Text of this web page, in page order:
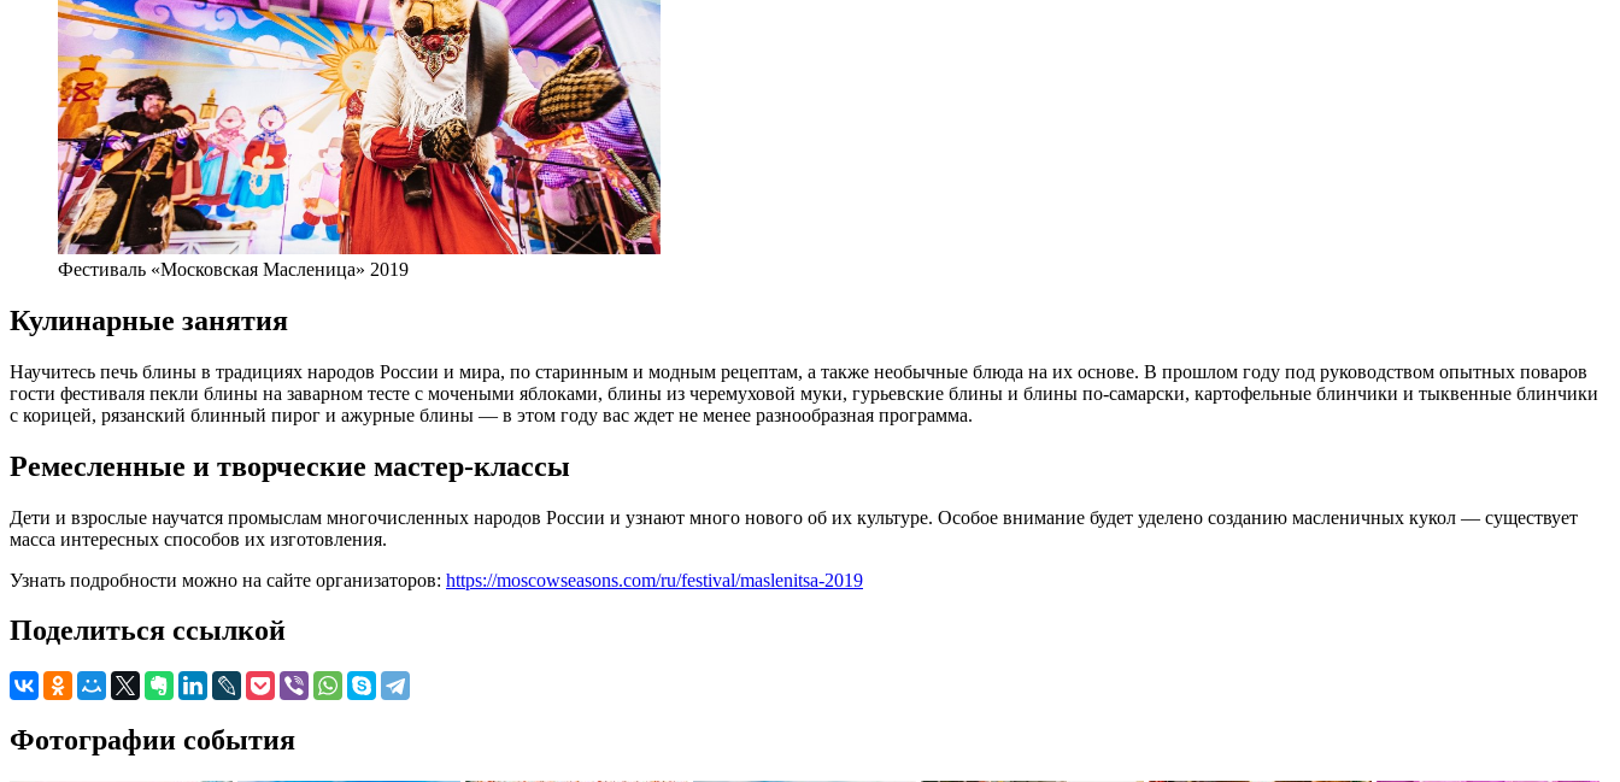
Фестиваль «Московская Масленица» 2019
Кулинарные занятия
Научитесь печь блины в традициях народов России и мира, по старинным и модным рецептам, а также необычные блюда на их основе. В прошлом году под руководством опытных поваров
гости фестиваля пекли блины на заварном тесте с мочеными яблоками, блины из черемуховой муки, гурьевские блины и блины по-самарски, картофельные блинчики и тыквенные блинчики
с корицей, рязанский блинный пирог и ажурные блины — в этом году вас ждет не менее разнообразная программа.
Ремесленные и творческие мастер-классы
Дети и взрослые научатся промыслам многочисленных народов России и узнают много нового об их культуре. Особое внимание будет уделено созданию масленичных кукол — существует
масса интересных способов их изготовления.
Узнать подробности можно на сайте организаторов: https://moscowseasons.com/ru/festival/maslenitsa-2019
Поделиться ссылкой
Фотографии события